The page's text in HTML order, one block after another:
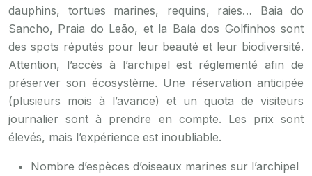
dauphins, tortues marines, requins, raies… Baia do
Sancho, Praia do Leão, et la Baía dos Golfinhos sont
des spots réputés pour leur beauté et leur biodiversité.
Attention, l’accès à l’archipel est réglementé afin de
préserver son écosystème. Une réservation anticipée
(plusieurs mois à l’avance) et un quota de visiteurs
journalier sont à prendre en compte. Les prix sont
élevés, mais l’expérience est inoubliable.
Nombre d’espèces d’oiseaux marines sur l’archipel